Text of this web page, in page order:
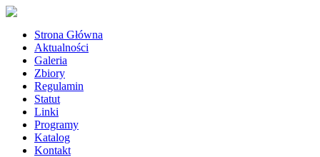
Strona Główna
Aktualności
Galeria
Zbiory
Regulamin
Statut
Linki
Programy
Katalog
Kontakt